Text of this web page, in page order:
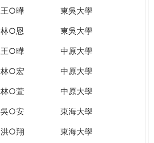
王○曄
東吳大學
林○恩
東吳大學
王○曄
中原大學
林○宏
中原大學
林○萱
中原大學
吳○安
東海大學
洪○翔
東海大學